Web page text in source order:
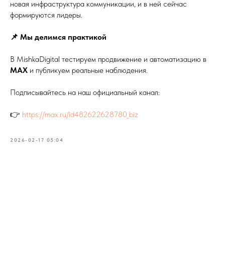
новая инфраструктура коммуникации, и в ней сейчас
формируются лидеры.
📌 Мы делимся практикой
В MishkaDigital тестируем продвижение и автоматизацию в
MAX и публикуем реальные наблюдения.
Подписывайтесь на наш официальный канал:
👉 https://max.ru/id482622628780_biz
2026-02-17 05:04